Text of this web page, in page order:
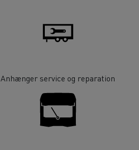
Anhænger service og reparation